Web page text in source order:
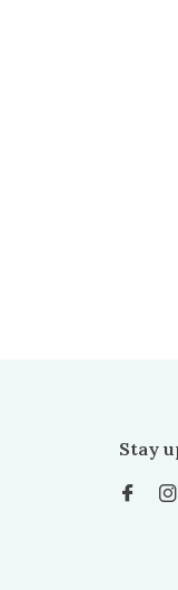
Stay